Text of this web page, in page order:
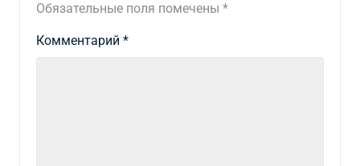
Обязательные поля помечены *
Комментарий *